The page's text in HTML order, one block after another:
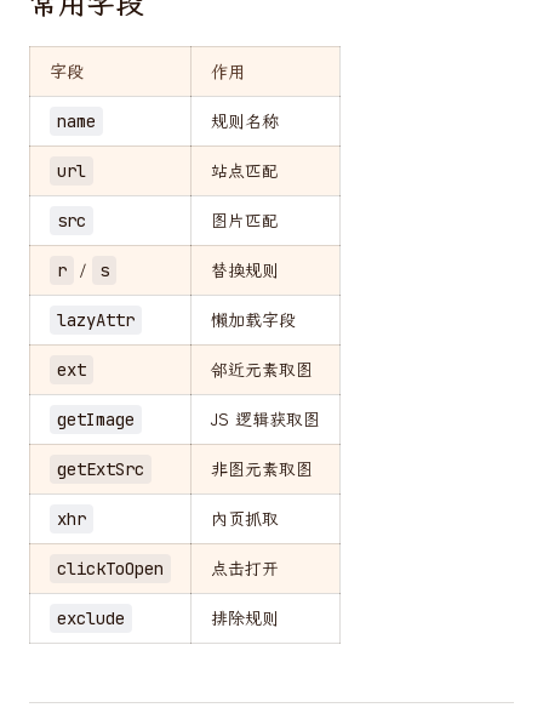
字段 作用
name 规则名称
url 站点匹配
src 图片匹配
r / s 替换规则
lazyAttr 懒加载字段
ext 邻近元素取图
getImage JS 逻辑获取图
getExtSrc 非图元素取图
xhr 内页抓取
clickToOpen 点击打开
exclude 排除规则